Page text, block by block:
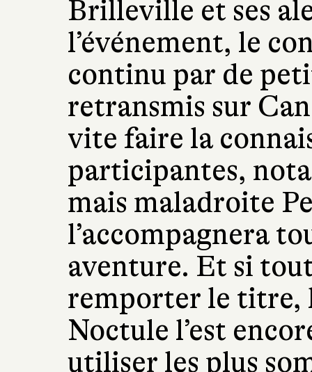
Brilleville et ses
l’événement, le
continu par de
retransmis sur
vite faire la
participantes,
mais maladroite
l’accompagnera
aventure. Et si
remporter le titre,
Noctule l’est
utiliser les plus